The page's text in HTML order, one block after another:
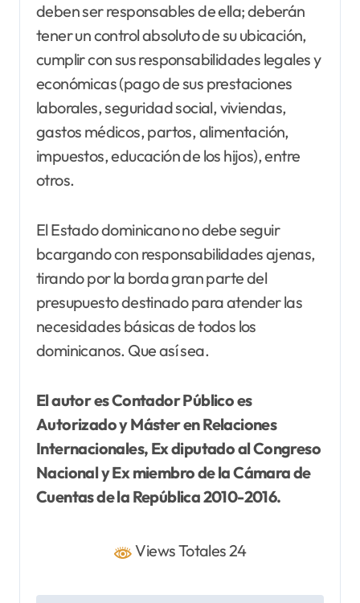
deben ser responsables de ella; deberán
tener un control absoluto de su ubicación,
cumplir con sus responsabilidades legales y
económicas (pago de sus prestaciones
laborales, seguridad social, viviendas,
gastos médicos, partos, alimentación,
impuestos, educación de los hijos), entre
otros.
El Estado dominicano no debe seguir
bcargando con responsabilidades ajenas,
tirando por la borda gran parte del
presupuesto destinado para atender las
necesidades básicas de todos los
dominicanos. Que así sea.
Elautor es Contador Público es
Autorizado y Máster en Relaciones
Internacionales, Ex diputado al Congreso
Nacional y Ex miembro de la Cámara de
Cuentas de la República 2010-2016.
Views Totales 24